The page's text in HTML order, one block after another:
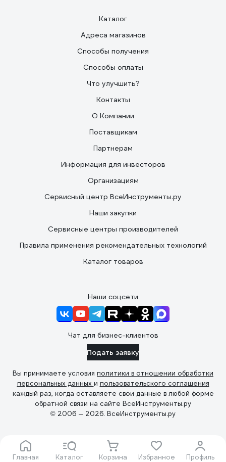
Главная Каталог Корзина Избранное Профиль
Каталог
Адреса магазинов
Способы получения
Способы оплаты
Что улучшить?
Контакты
О Компании
Поставщикам
Партнерам
Информация для инвесторов
Организациям
Сервисный центр ВсеИнструменты.ру
Наши закупки
Сервисные центры производителей
Правила применения рекомендательных технологий
Каталог товаров
Наши соцсети
Чат для бизнес-клиентов
Подать заявку
Вы принимаете условия политики в отношении обработки
персональных данных и пользовательского соглашения
каждый раз, когда оставляете свои данные в любой форме
обратной связи на сайте ВсеИнструменты.ру
© 2006 — 2026. ВсеИнструменты.ру